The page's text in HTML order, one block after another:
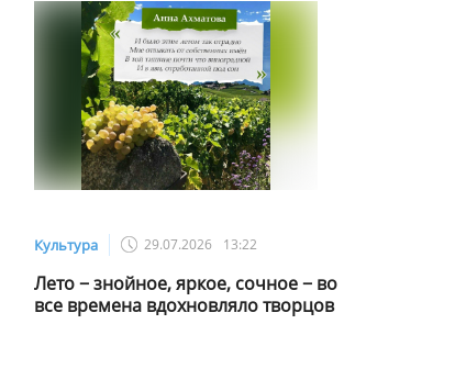
Культура 29.07.2026 13:22
️Лето − знойное, яркое, сочное − во
все времена вдохновляло творцов